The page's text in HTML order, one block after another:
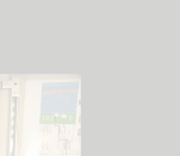
de la